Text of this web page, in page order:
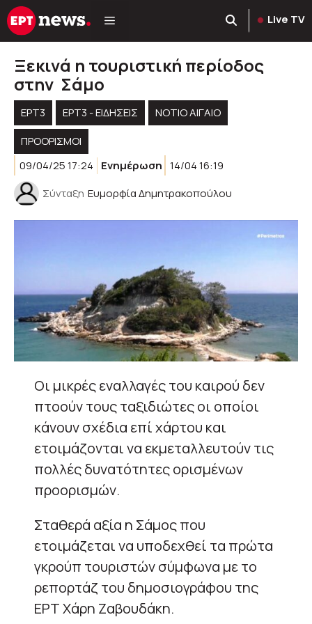
Μετάβαση
σε
Live TV
Ξεκινά η τουριστική περίοδος
στην Σάμο
ΕΡΤ3 ΕΡΤ3 - ΕΙΔΉΣΕΙΣ
ΝΟΤΙΟ ΑΙΓΑΙΟ
ΠΡΟΟΡΙΣΜΟΊ
09/04/25 17:24
Ενημέρωση 14/04 16:19
Σύνταξη Ευμορφία Δημητρακοπούλου
Οι μικρές εναλλαγές του καιρού δεν
πτοούν τους ταξιδιώτες οι οποίοι
κάνουν σχέδια επί χάρτου και
ετοιμάζονται να εκμεταλλευτούν τις
πολλές δυνατότητες ορισμένων
προορισμών.
Σταθερά αξία η Σάμος που
ετοιμάζεται να υποδεχθεί τα πρώτα
γκρούπ τουριστών σύμφωνα με το
ρεπορτάζ του δημοσιογράφου της
ΕΡΤ Χάρη Ζαβουδάκη.